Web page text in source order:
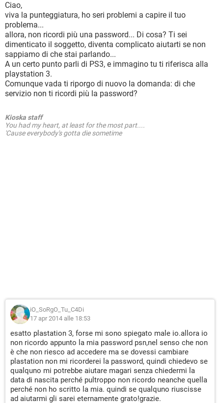
Ciao,
viva la punteggiatura, ho seri problemi a capire il tuo
problema...
allora, non ricordi più una password... Di cosa? Ti sei
dimenticato il soggetto, diventa complicato aiutarti se non
sappiamo di che stai parlando...
A un certo punto parli di PS3, e immagino tu ti riferisca alla
playstation 3.
Comunque vada ti riporgo di nuovo la domanda: di che
servizio non ti ricordi più la password?
Kioska staff
You had my heart, at least for the most part....
'Cause everybody's gotta die sometime
iO_SoRgO_Tu_C4Di
17 apr 2014 alle 18:53
esatto plastation 3, forse mi sono spiegato male io.allora io
non ricordo appunto la mia password psn,nel senso che non
è che non riesco ad accedere ma se dovessi cambiare
plastation non mi ricorderei la password, quindi chiedevo se
qualquno mi potrebbe aiutare magari senza chiedermi la
data di nascita perché pultroppo non ricordo neanche quella
perché non ho scritto la mia. quindi se qualquno riuscisse
ad aiutarmi gli sarei eternamente grato!grazie.